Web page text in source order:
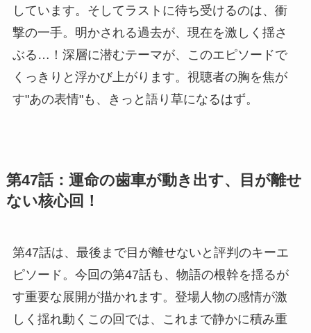
しています。そしてラストに待ち受けるのは、衝
撃の一手。明かされる過去が、現在を激しく揺さ
ぶる…！深層に潜むテーマが、このエピソードで
くっきりと浮かび上がります。視聴者の胸を焦が
す"あの表情"も、きっと語り草になるはず。
第47話：運命の歯車が動き出す、目が離せ
ない核心回！
第47話は、最後まで目が離せないと評判のキーエ
ピソード。今回の第47話も、物語の根幹を揺るが
す重要な展開が描かれます。登場人物の感情が激
しく揺れ動くこの回では、これまで静かに積み重